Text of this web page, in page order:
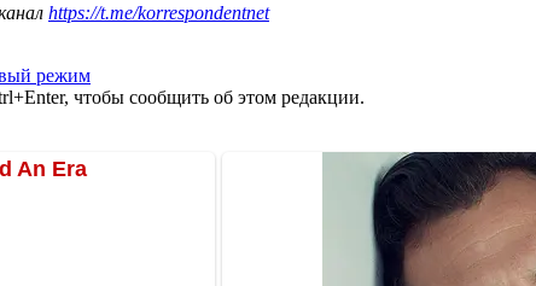
https://t.me/korrespondentnet
режим
чтобы сообщить об этом редакции.